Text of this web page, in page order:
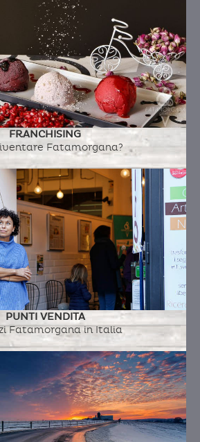
FRANCHISING
Fatamorgana?
PUNTI VENDITA
Fatamorgana in Italia